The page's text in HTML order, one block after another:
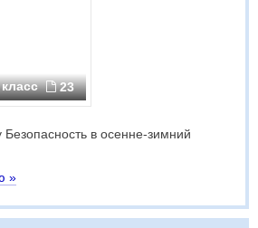
класс 23
в осенне-зимний
»